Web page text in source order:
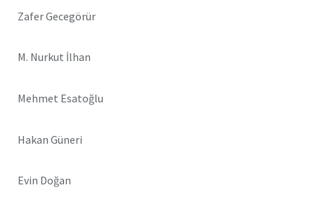
Zafer Gecegörür
M. Nurkut İlhan
Mehmet Esatoğlu
Hakan Güneri
Evin Doğan